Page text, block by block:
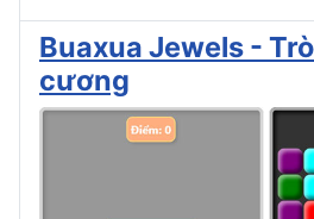
Buaxua Jewels -
cương